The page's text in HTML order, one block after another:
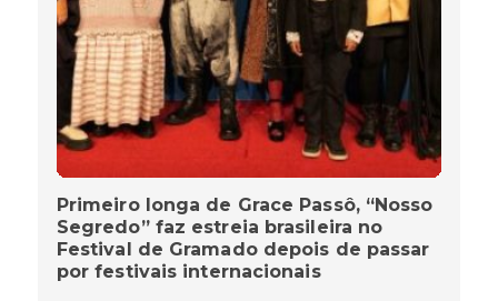
Primeiro longa de Grace Passô, “Nosso
Segredo” faz estreia brasileira no
Festival de Gramado depois de passar
por festivais internacionais